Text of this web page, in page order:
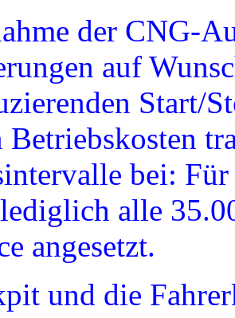
der CNG-
auf
Start/
bei:
alle
angesetzt.
und die